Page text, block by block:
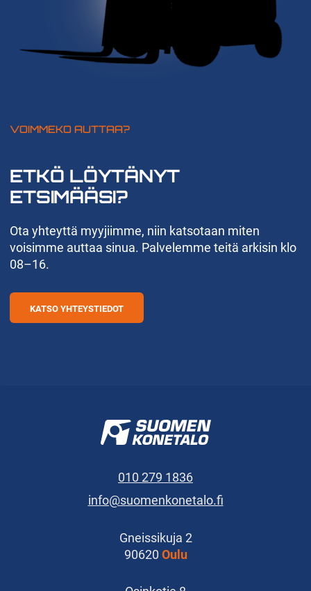
VOIMMEKO AUTTAA?
ETKÖ LÖYTÄNYT
ETSIMÄÄSI?
Ota yhteyttä myyjiimme, niin katsotaan miten
voisimme auttaa sinua. Palvelemme teitä arkisin klo
08–16.
KATSO YHTEYSTIEDOT
010 279 1836
info@suomenkonetalo.fi
Gneissikuja 2
90620 Oulu